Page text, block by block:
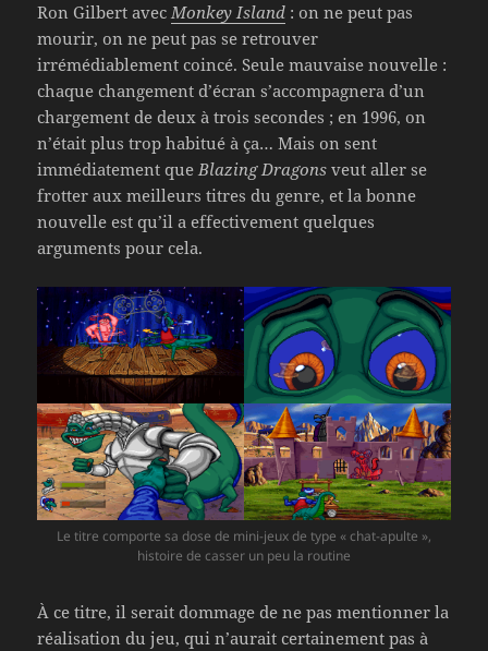
Ron Gilbert avecMonkey Island : on ne peut pas
mourir, on ne peut pas se retrouver
irrémédiablement coincé. Seule mauvaise nouvelle :
chaque changement d’écran s’accompagnera d’un
chargement de deux à trois secondes ; en 1996, on
n’était plus trop habitué à ça… Mais on sent
immédiatement queBlazing Dragons veut aller se
frotter aux meilleurs titres du genre, et la bonne
nouvelle est qu’il a effectivement quelques
arguments pour cela.
Le titre comporte sa dose de mini-jeux de type « chat-apulte »,
histoire de casser un peu la routine
À ce titre, il serait dommage de ne pas mentionner la
réalisation du jeu, qui n’aurait certainement pas à